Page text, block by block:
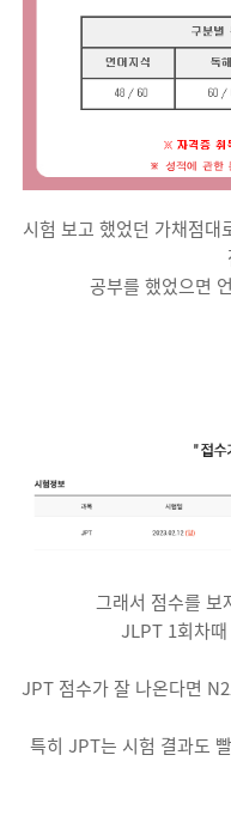
시험 보고 했었던 가채점대
공부를 했었으면
그래서 점수를
JLPT 1회차
JPT 점수가 잘 나온다면
특히 JPT는 시험 결과도